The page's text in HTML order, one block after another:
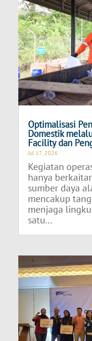
Optimalisasi
Domestik
Facility dan
Jul 17, 2026
Kegiatan
hanya
sumber daya
mencakup
menjaga
satu...